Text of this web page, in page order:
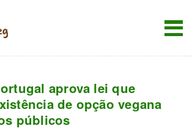
aprova lei que
de opção vegana
públicos